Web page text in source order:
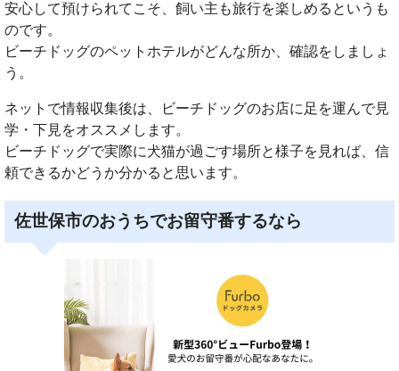
安心して預けられてこそ、飼い主も旅行を楽しめるというも
のです。
ビーチドッグのペットホテルがどんな所か、確認をしましょ
う。
ネットで情報収集後は、ビーチドッグのお店に足を運んで見
学・下見をオススメします。
ビーチドッグで実際に犬猫が過ごす場所と様子を見れば、信
頼できるかどうか分かると思います。
佐世保市のおうちでお留守番するなら